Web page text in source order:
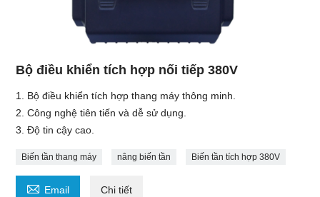
Bộ điều khiển tích hợp nối tiếp 380V
1. Bộ điều khiển tích hợp thang máy thông minh.
2. Công nghệ tiên tiến và dễ sử dụng.
3. Độ tin cậy cao.
Biến tần thang máy nâng biến tần Biến tần tích hợp 380V
 Email Chi tiết